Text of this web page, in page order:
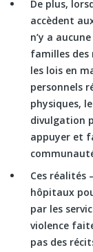
De plus,
accèdent
n’y a
familles des
les lois en
personnels
physiques,
divulgation
appuyer et
Ces réalités
hôpitaux
par les
violence
pas des